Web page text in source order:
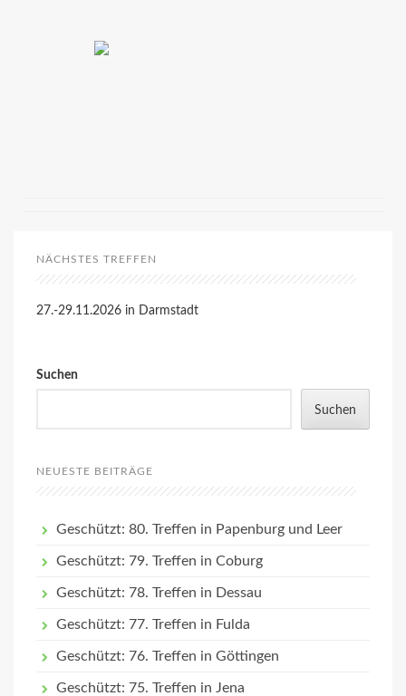
NÄCHSTES TREFFEN
27.-29.11.2026 in Darmstadt
Suchen
Suchen
NEUESTE BEITRÄGE
Geschützt: 80. Treffen in Papenburg und Leer
Geschützt: 79. Treffen in Coburg
Geschützt: 78. Treffen in Dessau
Geschützt: 77. Treffen in Fulda
Geschützt: 76. Treffen in Göttingen
Geschützt: 75. Treffen in Jena